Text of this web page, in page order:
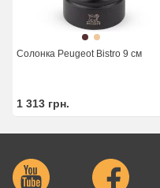
Солонка Peugeot Bistro 9 см
1 313 грн.